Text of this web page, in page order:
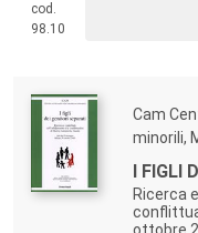
la componente togata,
portatrice di conoscenze
cod.
98.10
Cam
minorili,
I FIGLI
Ricerca